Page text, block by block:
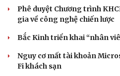
Phê duyệt Chương trình
gia về công nghệ chiến lược
Bắc Kinh triển khai “nhân
Nguy cơ mất tài khoản
Fi khách sạn